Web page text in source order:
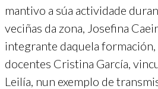
mantivo a súa actividade
veciñas da zona, Josefina
integrante daquela
docentes Cristina García,
Leilía, nun exemplo de